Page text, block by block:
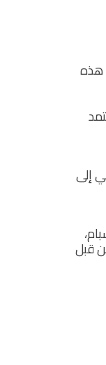
هذه
إلى
قبل